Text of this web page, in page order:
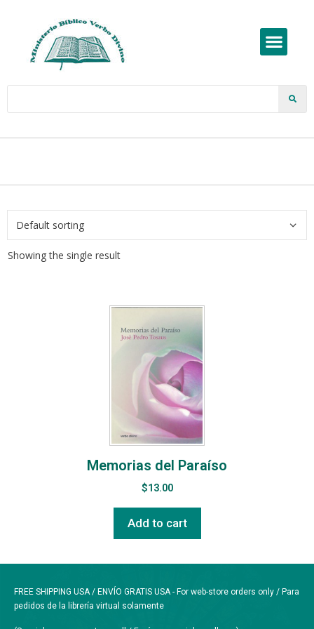
Showing the single result
Memorias del Paraíso
$13.00
Add to cart
FREE SHIPPING USA / ENVÍO GRATIS USA - For web-store orders only / Para
pedidos de la librería virtual solamente